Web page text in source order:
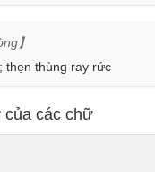
】
thẹn thùng ray rức
của các chữ